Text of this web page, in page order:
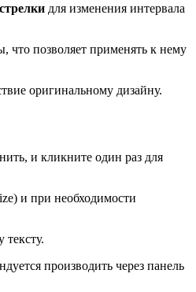
для изменения интервала
что позволяет применять к нему
оригинальному дизайну.
и кликните один раз для
и при необходимости
производить через панель